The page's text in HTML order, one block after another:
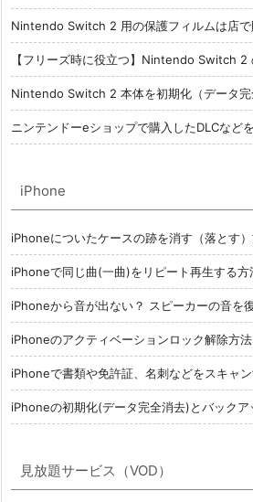
Nintendo Switch 2 用の保護フィルムは店で
【フリーズ時に役立つ】Nintendo Switch 2
Nintendo Switch 2 本体を初期化（データ完
ニンテンドーeショップで購入したDLCなど
iPhone
iPhoneについたケースの跡を消す（落とす）
iPhoneで同じ曲(一曲)をリピート再生する方
iPhoneから音が出ない？ スピーカーの音を
iPhoneのアクティベーションロック解除方
iPhoneで書類や免許証、名刺などをスキャ
iPhoneの初期化(データ完全消去)とバック
見放題サービス（VOD）